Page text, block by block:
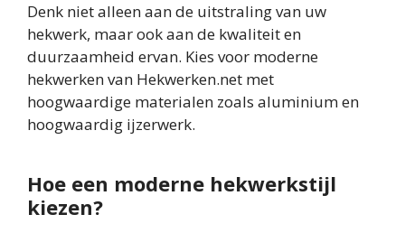
Denk niet alleen aan de uitstraling van uw
hekwerk, maar ook aan de kwaliteit en
duurzaamheid ervan. Kies voor moderne
hekwerken van Hekwerken.net met
hoogwaardige materialen zoals aluminium en
hoogwaardig ijzerwerk.
Hoe een moderne hekwerkstijl
kiezen?